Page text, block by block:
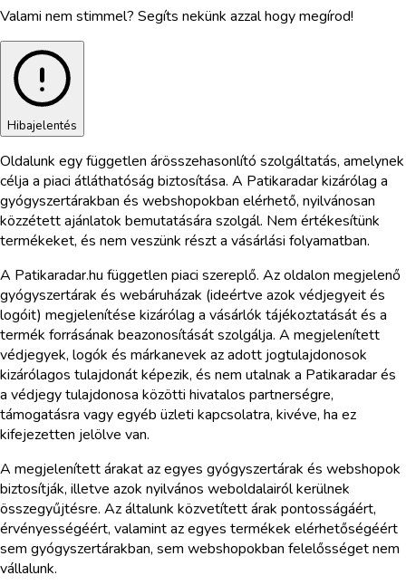
Valami nem stimmel? Segíts nekünk azzal hogy megírod!
Hibajelentés
Oldalunk egy független árösszehasonlító szolgáltatás, amelynek
célja a piaci átláthatóság biztosítása. A Patikaradar kizárólag a
gyógyszertárakban és webshopokban elérhető, nyilvánosan
közzétett ajánlatok bemutatására szolgál. Nem értékesítünk
termékeket, és nem veszünk részt a vásárlási folyamatban.
A Patikaradar.hu független piaci szereplő. Az oldalon megjelenő
gyógyszertárak és webáruházak (ideértve azok védjegyeit és
logóit) megjelenítése kizárólag a vásárlók tájékoztatását és a
termék forrásának beazonosítását szolgálja. A megjelenített
védjegyek, logók és márkanevek az adott jogtulajdonosok
kizárólagos tulajdonát képezik, és nem utalnak a Patikaradar és
a védjegy tulajdonosa közötti hivatalos partnerségre,
támogatásra vagy egyéb üzleti kapcsolatra, kivéve, ha ez
kifejezetten jelölve van.
A megjelenített árakat az egyes gyógyszertárak és webshopok
biztosítják, illetve azok nyilvános weboldalairól kerülnek
összegyűjtésre. Az általunk közvetített árak pontosságáért,
érvényességéért, valamint az egyes termékek elérhetőségéért
sem gyógyszertárakban, sem webshopokban felelősséget nem
vállalunk.